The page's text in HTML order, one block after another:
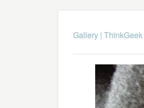
Gallery| ThinkGeek